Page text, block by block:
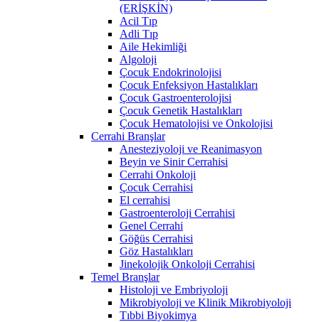
(ERİŞKİN)
Acil Tıp
Adli Tıp
Aile Hekimliği
Algoloji
Çocuk Endokrinolojisi
Çocuk Enfeksiyon Hastalıkları
Çocuk Gastroenterolojisi
Çocuk Genetik Hastalıkları
Çocuk Hematolojisi ve Onkolojisi
Cerrahi Branşlar
Anesteziyoloji ve Reanimasyon
Beyin ve Sinir Cerrahisi
Cerrahi Onkoloji
Çocuk Cerrahisi
El cerrahisi
Gastroenteroloji Cerrahisi
Genel Cerrahi
Göğüs Cerrahisi
Göz Hastalıkları
Jinekolojik Onkoloji Cerrahisi
Temel Branşlar
Histoloji ve Embriyoloji
Mikrobiyoloji ve Klinik Mikrobiyoloji
Tıbbi Biyokimya